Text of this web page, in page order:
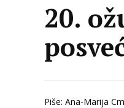
20.
Piše: Ana-Marija